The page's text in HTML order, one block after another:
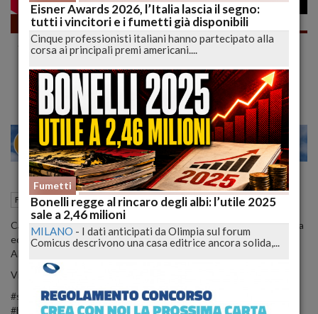
Fumetti
SCANDALO BAGARINI a Lucca Comics
2021… perché il costo degli alloggi è
meglio?!? | lucadeejay
MILANO 25 30
Fumetti L'Aquila (AQ) 12 Febbraio 2022 10:23
Cari Lettori, dopo numerose segnalazioni ho controllato di persona
ed effettivamente è vero.
Alcuni biglietti del Lucca 2021 sono in mano ai bagarini, ma...
Vi leggo nei commenti, ditemi la vostra!
#shorts #lucadeejay #luccacomics2021 #lucca #lucca2021
#bagarini #biglietti
Eisner Awards 2026, l’Italia lascia il segno:
tutti i vincitori e i fumetti già disponibili
Cinque professionisti italiani hanno partecipato alla
corsa ai principali premi americani....
Fumetti
Bonelli regge al rincaro degli albi: l’utile 2025
sale a 2,46 milioni
MILANO - I dati anticipati da Olimpia sul forum
Comicus descrivono una casa editrice ancora solida,...